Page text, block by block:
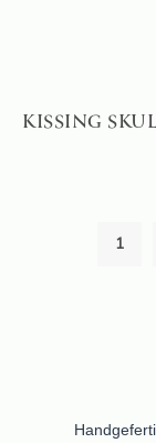
KISSING
1